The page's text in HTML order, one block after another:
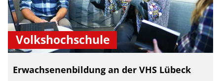
Volkshochschule
Erwachsenenbildung an der VHS Lübeck